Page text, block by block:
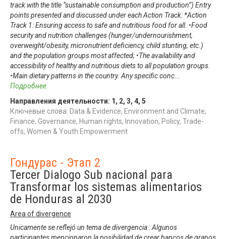
track with the title “sustainable consumption and production”) Entry
points presented and discussed under each Action Track: *Action
Track 1: Ensuring access to safe and nutritious food for all. •Food
security and nutrition challenges (hunger/undernourishment,
overweight/obesity, micronutrient deficiency, child stunting, etc.)
and the population groups most affected; •The availability and
accessibility of healthy and nutritious diets to all population groups.
•Main dietary patterns in the country. Any specific conc
Подробнее
Направления деятельности: 1 , 2, 3, 4, 5
Ключевые слова: Data & Evidence, Environment and Climate,
Finance, Governance, Human rights, Innovation, Policy, Trade-
offs, Women & Youth Empowerment
Гондурас - Этап 2
Tercer Dialogo Sub nacional para
Transformar los sistemas alimentarios
de Honduras al 2030
Area of divergence
Unicamente se reflejó un tema de divergencia : Algunos
participantes mencionaron la posibilidad de crear bancos de granos